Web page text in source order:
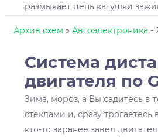
размыкает цепь катушки
Архив схем » Автоэлектроника -
Система
двигателя по
Зима, мороз, а Вы садитесь в
стеклами и, сразу
кто-то заранее завел